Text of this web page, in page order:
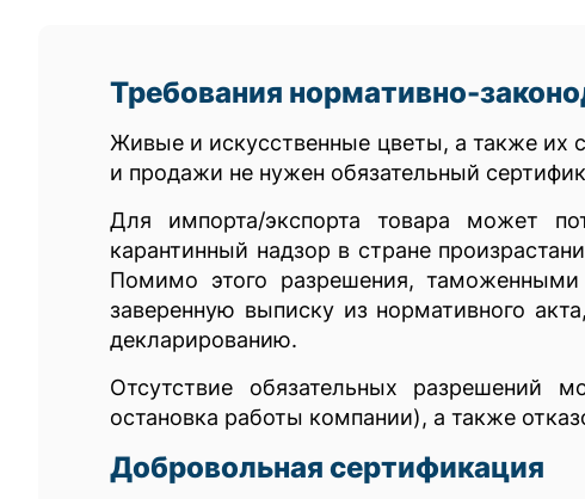
Требования нормативно-
Живые и искусственные цветы, а также
и продажи не нужен обязательный
Для импорта/экспорта товара может
карантинный надзор в стране
Помимо этого разрешения,
заверенную выписку из нормативного
декларированию.
Отсутствие обязательных разрешений
остановка работы компании), а также
Добровольная сертификация